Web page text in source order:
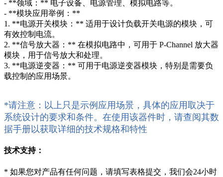
- **领域：** 电子设备、电源管理、模拟电路等。
- **模块应用举例：**
1. **电源开关模块：** 适用于设计负载开关电源的模块，可
有效控制电流。
2. **信号放大器：** 在模拟电路中，可用于 P-Channel 放大器
模块，用于信号放大和处理。
3. **电源逆变器：** 可用于电源逆变器模块，特别是需要负
载控制的应用场景。
*请注意：以上只是示例应用场景，具体的应用取决于
系统设计的要求和条件。在使用该器件时，请查阅其数
据手册以获取详细的技术规格和特性
技术支持：
* 如果您对产品有任何问题，请填写表格提交，我们会24小时